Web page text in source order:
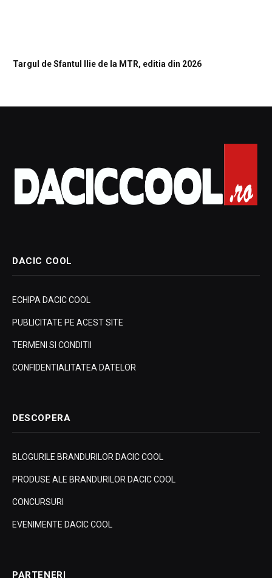
Targul de Sfantul Ilie de la MTR, editia din 2026
DACIC COOL
ECHIPA DACIC COOL
PUBLICITATE PE ACEST SITE
TERMENI SI CONDITII
CONFIDENTIALITATEA DATELOR
DESCOPERA
BLOGURILE BRANDURILOR DACIC COOL
PRODUSE ALE BRANDURILOR DACIC COOL
CONCURSURI
EVENIMENTE DACIC COOL
PARTENERI